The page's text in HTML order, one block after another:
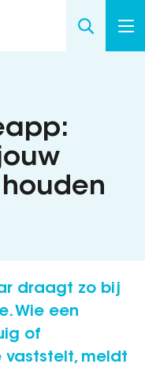
draagt zo bij
Wie een
of
vaststelt, meldt